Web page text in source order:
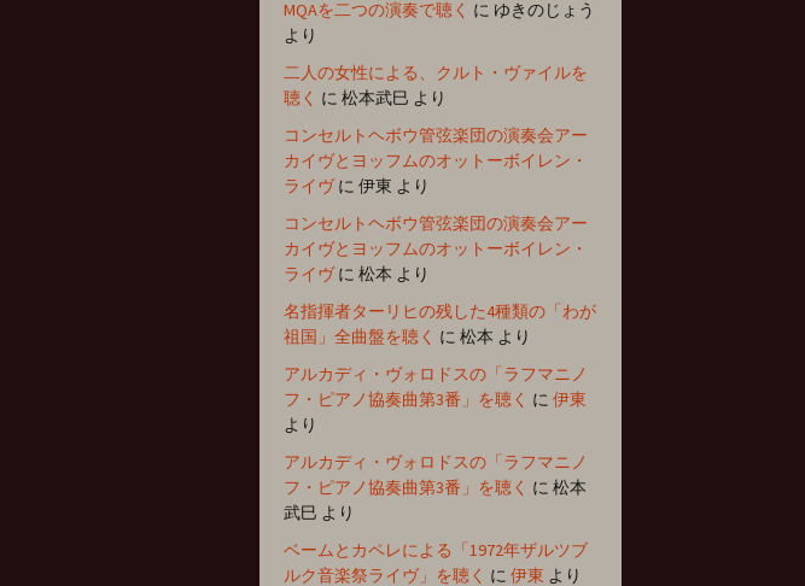
MQAを二つの演奏で聴く に ゆきのじょう
より
二人の女性による、クルト・ヴァイルを
聴く に 松本武巳 より
コンセルトヘボウ管弦楽団の演奏会アー
カイヴとヨッフムのオットーボイレン・
ライヴに 伊東 より
コンセルトヘボウ管弦楽団の演奏会アー
カイヴとヨッフムのオットーボイレン・
ライヴに 松本 より
名指揮者ターリヒの残した4種類の「わが
祖国」全曲盤を聴く に 松本 より
アルカディ・ヴォロドスの「ラフマニノ
フ・ピアノ協奏曲第3番」を聴く に 伊東
より
アルカディ・ヴォロドスの「ラフマニノ
フ・ピアノ協奏曲第3番」を聴く に 松本
武巳 より
ベームとカペレによる「1972年ザルツブ
ルク音楽祭ライヴ」を聴く に 伊東 より